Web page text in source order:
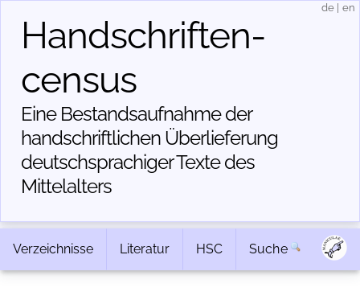
Handschriften­
census
Eine Bestandsaufnahme der
handschriftlichen Über­lieferung
deutschsprachiger Texte des
Mittelalters
de en
Verzeichnisse Literatur HSC Suche